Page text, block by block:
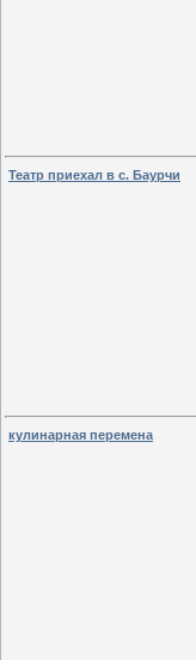
Театр приехал в с. Баурчи
кулинарная перемена